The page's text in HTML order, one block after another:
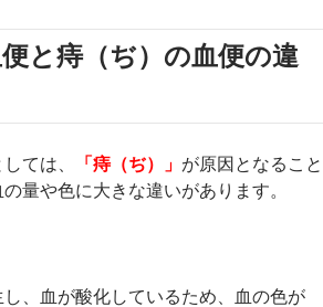
と痔（ぢ）の血便の違
ては、 「痔（ぢ）」 が原因となること
量や色に大きな違いがあります。
、血が酸化しているため、血の色が